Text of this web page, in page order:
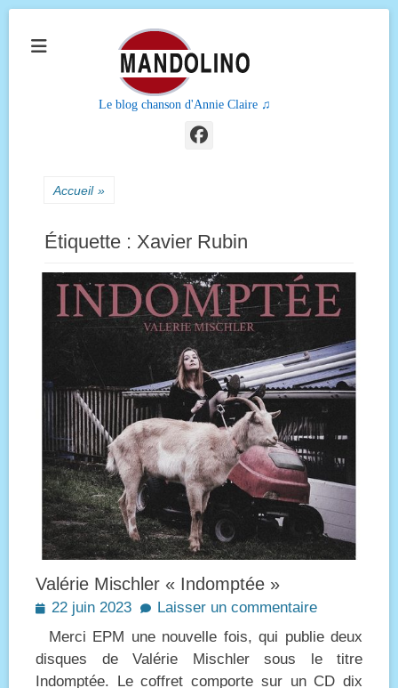
Le blog chanson d'Annie Claire ♫
Facebook
Accueil »
Étiquette : Xavier Rubin
Valérie Mischler « Indomptée »
Posted
22 juin 2023
Laisser un commentaire
Merci EPM une nouvelle fois, qui publie deux
disques de Valérie Mischler sous le titre
Indomptée. Le coffret comporte sur un CD dix